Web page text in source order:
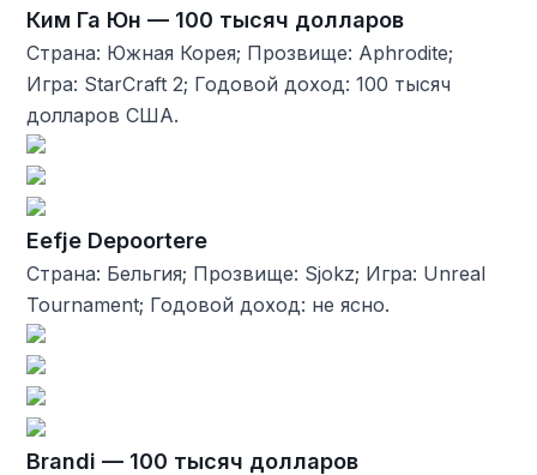
Ким Га Юн — 100 тысяч долларов
Страна: Южная Корея; Прозвище: Aphrodite;
Игра: StarCraft 2; Годовой доход: 100 тысяч
долларов США.
Eefje Depoortere
Страна: Бельгия; Прозвище: Sjokz; Игра: Unreal
Tournament; Годовой доход: не ясно.
Brandi — 100 тысяч долларов